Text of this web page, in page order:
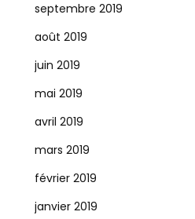
septembre 2019
août 2019
juin 2019
mai 2019
avril 2019
mars 2019
février 2019
janvier 2019